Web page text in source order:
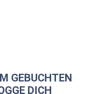
GEBUCHTEN
DICH